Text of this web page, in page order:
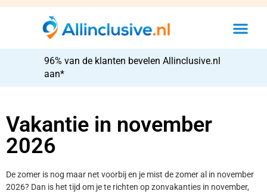
96% van de klanten bevelen Allinclusive.nl
aan*
Vakantie in november
2026
De zomer is nog maar net voorbij en je mist de zomer al in november
2026? Dan is het tijd om je te richten op zonvakanties in november,